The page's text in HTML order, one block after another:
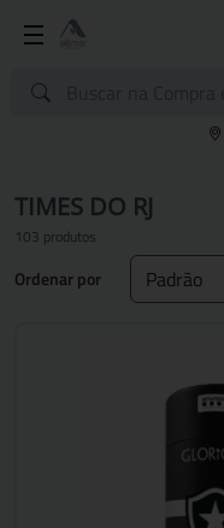
TIMES DO RJ
103 produtos
Ordenar por